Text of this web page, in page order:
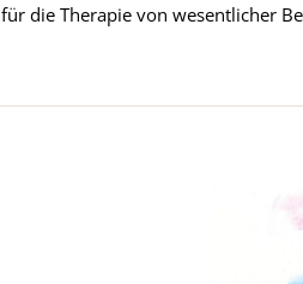
für die Therapie von wesentlicher